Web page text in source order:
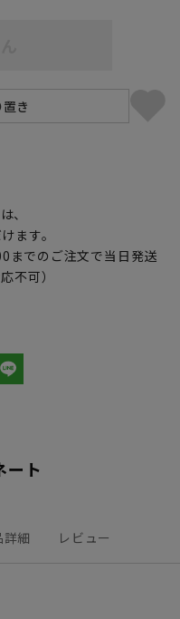
、
ます。
までのご注文で当日発送
不可）
ート
詳細 レビュー